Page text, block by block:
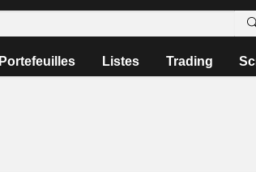
Portefeuilles Listes Trading